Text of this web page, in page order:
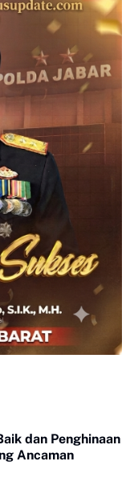
dan Penghinaan
Ancaman